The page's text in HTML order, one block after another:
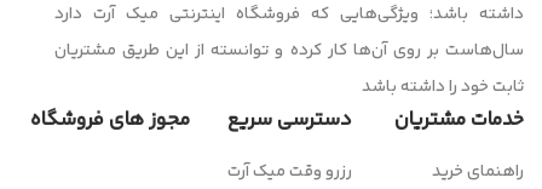
داشته باشد؛ ویژگی‌هایی که فروشگاه اینترنتی میک آرت دارد
سال‌هاست بر روی آن‌ها کار کرده و توانسته از این طریق مشتریان
ثابت خود را داشته باشد
خدمات مشتریان
راهنمای خرید
دسترسی سریع
رزرو وقت میک آرت
مجوز های فروشگاه